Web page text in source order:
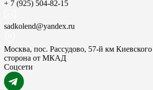
+ 7 (925) 504-82-15
sadkolend@yandex.ru
Москва, пос. Рассудово, 57-й км
сторона от МКАД
Соцсети